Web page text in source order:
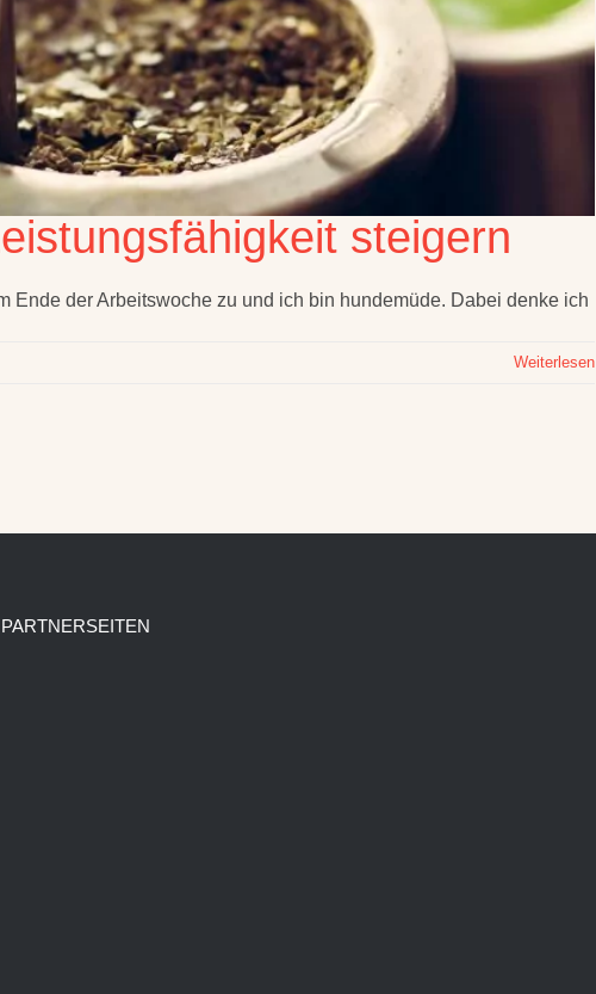
steigern
Ende der Arbeitswoche zu und ich bin hundemüde. Dabei denke ich
Weiterlesen
PARTNERSEITEN